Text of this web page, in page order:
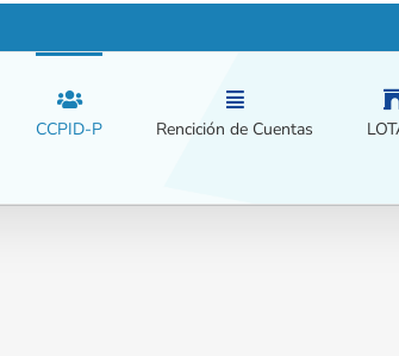
CCPID-P Rencición de Cuentas